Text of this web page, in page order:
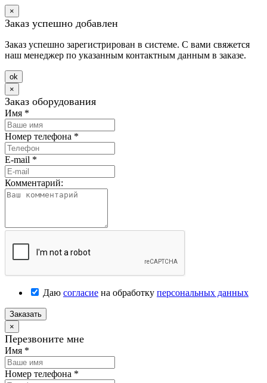
×
Заказ успешно добавлен
Заказ успешно зарегистрирован в системе. С вами свяжется
наш менеджер по указанным контактным данным в заказе.
оk
×
Заказ оборудования
Имя *
Номер телефона *
E-mail *
Комментарий:
Даю согласие на обработку персональных данных
Заказать
×
Перезвоните мне
Имя *
Номер телефона *